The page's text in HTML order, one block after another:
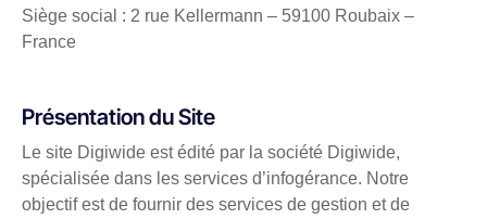
Siège social : 2 rue Kellermann – 59100 Roubaix –
France
Présentation du Site
Le site Digiwide est édité par la société Digiwide,
spécialisée dans les services d’infogérance. Notre
objectif est de fournir des services de gestion et de